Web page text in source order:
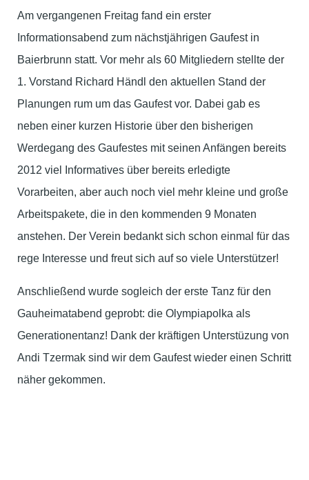
Am vergangenen Freitag fand ein erster
Informationsabend zum nächstjährigen Gaufest in
Baierbrunn statt. Vor mehr als 60 Mitgliedern stellte der
1. Vorstand Richard Händl den aktuellen Stand der
Planungen rum um das Gaufest vor. Dabei gab es
neben einer kurzen Historie über den bisherigen
Werdegang des Gaufestes mit seinen Anfängen bereits
2012 viel Informatives über bereits erledigte
Vorarbeiten, aber auch noch viel mehr kleine und große
Arbeitspakete, die in den kommenden 9 Monaten
anstehen. Der Verein bedankt sich schon einmal für das
rege Interesse und freut sich auf so viele Unterstützer!
Anschließend wurde sogleich der erste Tanz für den
Gauheimatabend geprobt: die Olympiapolka als
Generationentanz! Dank der kräftigen Unterstüzung von
Andi Tzermak sind wir dem Gaufest wieder einen Schritt
näher gekommen.